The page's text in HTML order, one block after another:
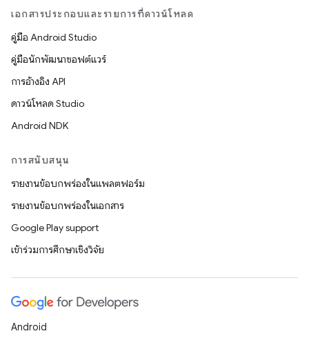
เอกสารประกอบและรายการที่ดาวน์โหลด
คู่มือ Android Studio
คู่มือนักพัฒนาซอฟต์แวร์
การอ้างอิง API
ดาวน์โหลด Studio
Android NDK
การสนับสนุน
รายงานข้อบกพร่องในแพลตฟอร์ม
รายงานข้อบกพร่องในเอกสาร
Google Play support
เข้าร่วมการศึกษาเชิงวิจัย
Android